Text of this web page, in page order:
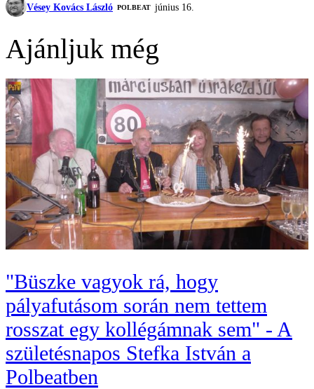
Vésey Kovács László ‎POLBEAT június 16.
Ajánljuk még
"Büszke vagyok rá, hogy
pályafutásom során nem tettem
rosszat egy kollégámnak sem" - A
születésnapos Stefka István a
Polbeatben